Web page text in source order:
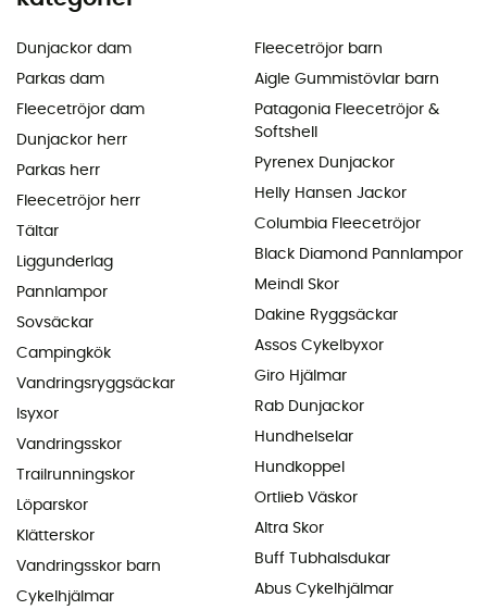
Dunjackor dam
Parkas dam
Fleecetröjor dam
Dunjackor herr
Parkas herr
Fleecetröjor herr
Tältar
Liggunderlag
Pannlampor
Sovsäckar
Campingkök
Vandringsryggsäckar
Isyxor
Vandringsskor
Trailrunningskor
Löparskor
Klätterskor
Vandringsskor barn
Cykelhjälmar
Fleecetröjor barn
Aigle Gummistövlar barn
Patagonia Fleecetröjor &
Softshell
Pyrenex Dunjackor
Helly Hansen Jackor
Columbia Fleecetröjor
Black Diamond Pannlampor
Meindl Skor
Dakine Ryggsäckar
Assos Cykelbyxor
Giro Hjälmar
Rab Dunjackor
Hundhelselar
Hundkoppel
Ortlieb Väskor
Altra Skor
Buff Tubhalsdukar
Abus Cykelhjälmar